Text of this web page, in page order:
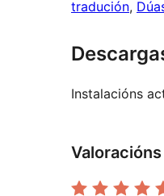
tradución,
Instalacións
Valoracións